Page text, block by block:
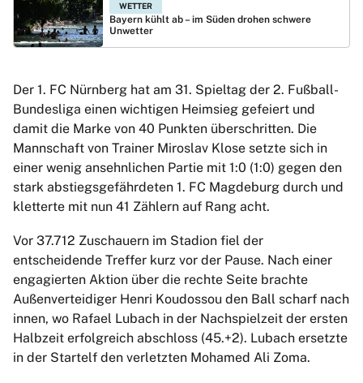
WETTER
Bayern kühlt ab – im Süden drohen schwere
Unwetter
Der 1. FC Nürnberg hat am 31. Spieltag der 2. Fußball-
Bundesliga einen wichtigen Heimsieg gefeiert und
damit die Marke von 40 Punkten überschritten. Die
Mannschaft von Trainer Miroslav Klose setzte sich in
einer wenig ansehnlichen Partie mit 1:0 (1:0) gegen den
stark abstiegsgefährdeten 1. FC Magdeburg durch und
kletterte mit nun 41 Zählern auf Rang acht.
Vor 37.712 Zuschauern im Stadion fiel der
entscheidende Treffer kurz vor der Pause. Nach einer
engagierten Aktion über die rechte Seite brachte
Außenverteidiger Henri Koudossou den Ball scharf nach
innen, wo Rafael Lubach in der Nachspielzeit der ersten
Halbzeit erfolgreich abschloss (45.+2). Lubach ersetzte
in der Startelf den verletzten Mohamed Ali Zoma.